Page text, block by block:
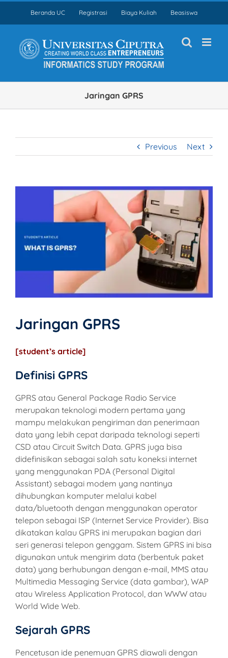
Beranda UC Registrasi Biaya Kuliah Beasiswa
Jaringan GPRS
Previous Next
Jaringan GPRS
[student’s article]
Definisi GPRS
GPRS atau General Package Radio Service
merupakan teknologi modern pertama yang
mampu melakukan pengiriman dan penerimaan
data yang lebih cepat daripada teknologi seperti
CSD atau Circuit Switch Data. GPRS juga bisa
didefinisikan sebagai salah satu koneksi internet
yang menggunakan PDA (Personal Digital
Assistant) sebagai modem yang nantinya
dihubungkan komputer melalui kabel
data/bluetooth dengan menggunakan operator
telepon sebagai ISP (Internet Service Provider). Bisa
dikatakan kalau GPRS ini merupakan bagian dari
seri generasi telepon genggam. Sistem GPRS ini bisa
digunakan untuk mengirim data (berbentuk paket
data) yang berhubungan dengan e-mail, MMS atau
Multimedia Messaging Service (data gambar), WAP
atau Wireless Application Protocol, dan WWW atau
World Wide Web.
Sejarah GPRS
Pencetusan ide penemuan GPRS diawali dengan